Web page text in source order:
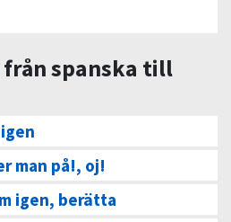
från spanska till
man på!, oj!
igen, berätta